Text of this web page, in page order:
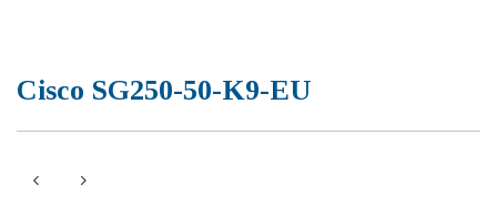
Cisco SG250-50-K9-EU